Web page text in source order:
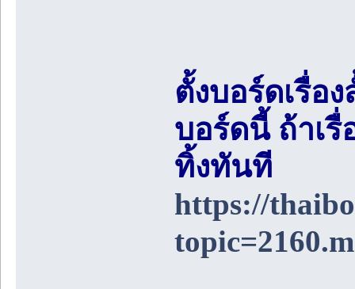
ตั้งบอร์ดเรื่อ
บอร์ดนี้ ถ้าเ
ทิ้งทันที
https://